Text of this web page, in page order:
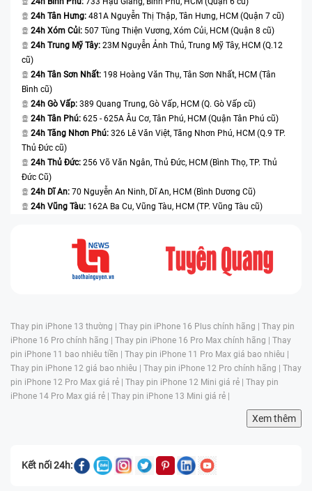
24h Tân Hưng: 481A Nguyễn Thị Thập, Tân Hưng, HCM (Quận 7 cũ)
24h Xóm Củi: 507 Tùng Thiện Vương, Xóm Củi, HCM (Quận 8 cũ)
24h Trung Mỹ Tây: 23M Nguyễn Ảnh Thủ, Trung Mỹ Tây, HCM (Q.12
cũ)
24h Tân Sơn Nhất: 198 Hoàng Văn Thụ, Tân Sơn Nhất, HCM (Tân
Bình cũ)
24h Gò Vấp: 389 Quang Trung, Gò Vấp, HCM (Q. Gò Vấp cũ)
24h Tân Phú: 625 - 625A Âu Cơ, Tân Phú, HCM (Quận Tân Phú cũ)
24h Tăng Nhơn Phú: 326 Lê Văn Việt, Tăng Nhơn Phú, HCM (Q.9 TP.
Thủ Đức cũ)
24h Thủ Đức: 256 Võ Văn Ngân, Thủ Đức, HCM (Bình Thọ, TP. Thủ
Đức Cũ)
24h Dĩ An: 70 Nguyễn An Ninh, Dĩ An, HCM (Bình Dương Cũ)
24h Vũng Tàu: 162A Ba Cu, Vũng Tàu, HCM (TP. Vũng Tàu cũ)
Thay pin iPhone 13 thường | Thay pin iPhone 16 Plus chính hãng | Thay pin
iPhone 16 Pro chính hãng | Thay pin iPhone 16 Pro Max chính hãng | Thay
pin iPhone 11 bao nhiêu tiền | Thay pin iPhone 11 Pro Max giá bao nhiêu |
Thay pin iPhone 12 giá bao nhiêu | Thay pin iPhone 12 Pro chính hãng | Thay
pin iPhone 12 Pro Max giá rẻ | Thay pin iPhone 12 Mini giá rẻ | Thay pin
iPhone 14 Pro Max giá rẻ | Thay pin iPhone 13 Mini giá rẻ |
Xem thêm
Kết nối 24h: